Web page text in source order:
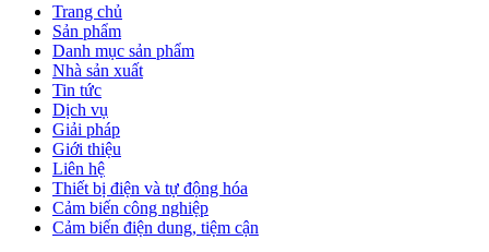
Trang chủ
Sản phẩm
Danh mục sản phẩm
Nhà sản xuất
Tin tức
Dịch vụ
Giải pháp
Giới thiệu
Liên hệ
Thiết bị điện và tự động hóa
Cảm biến công nghiệp
Cảm biến điện dung, tiệm cận